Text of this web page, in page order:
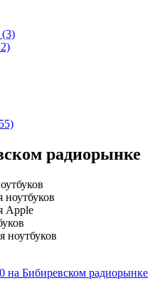
(3)
радиорынке
ноутбуков
Apple
ноутбуков